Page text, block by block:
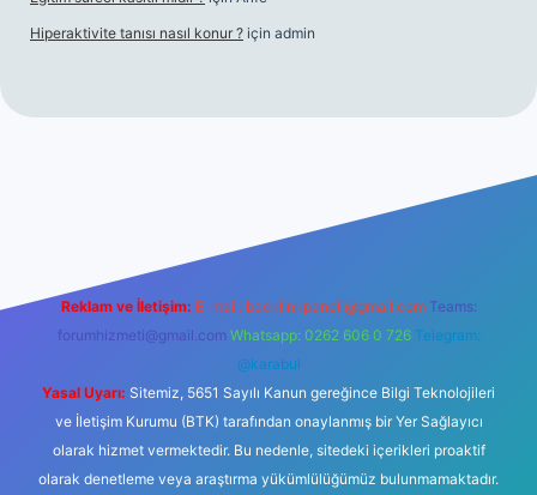
Hiperaktivite tanısı nasıl konur ? için admin
Reklam ve İletişim: E-mail: backlinkpaneli@gmail.com Teams:
forumhizmeti@gmail.com Whatsapp: 0262 606 0 726 Telegram:
@karabul
Yasal Uyarı: Sitemiz, 5651 Sayılı Kanun gereğince Bilgi Teknolojileri
ve İletişim Kurumu (BTK) tarafından onaylanmış bir Yer Sağlayıcı
olarak hizmet vermektedir. Bu nedenle, sitedeki içerikleri proaktif
olarak denetleme veya araştırma yükümlülüğümüz bulunmamaktadır.